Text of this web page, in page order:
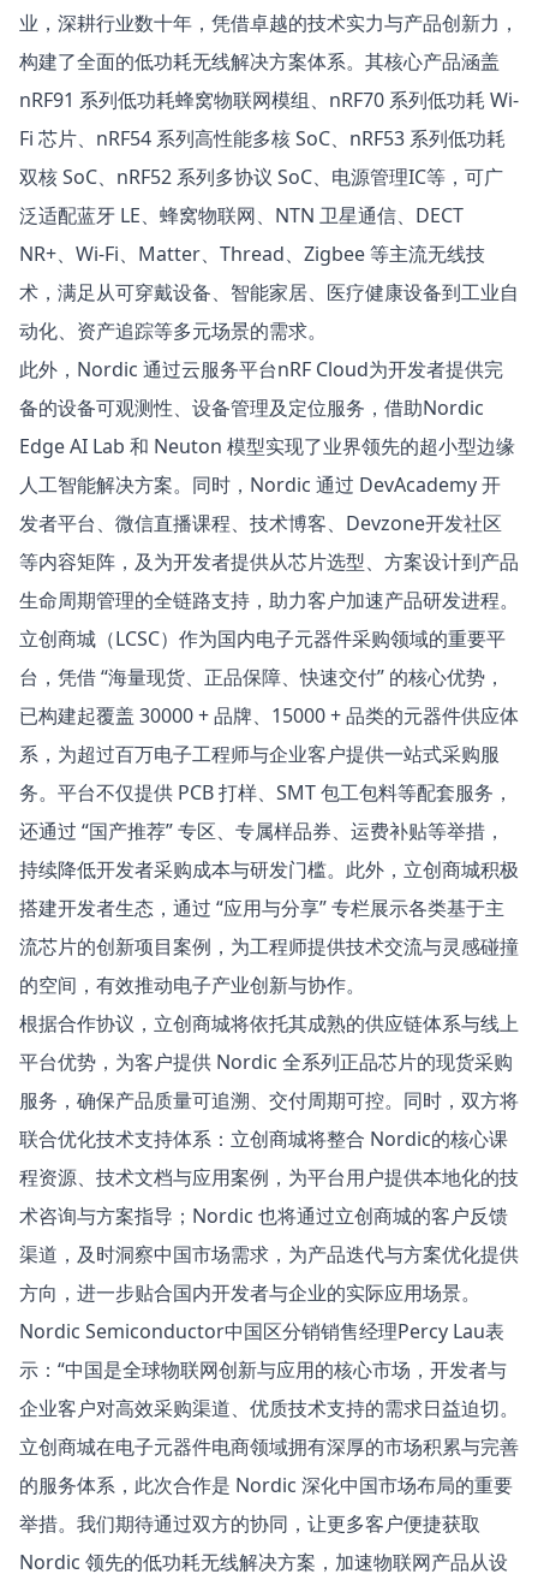
业，深耕行业数十年，凭借卓越的技术实力与产品创新力，
构建了全面的低功耗无线解决方案体系。其核心产品涵盖
nRF91 系列低功耗蜂窝物联网模组、 nRF70 系列低功耗 Wi-
Fi 芯片、 nRF54 系列高性能多核 SoC、 nRF53 系列低功耗
双核 SoC、 nRF52 系列多协议 SoC、 电源管理IC等，可广
泛适配蓝牙 LE、蜂窝物联网、NTN 卫星通信、DECT
NR+、Wi-Fi、Matter、Thread、Zigbee 等主流无线技
术，满足从可穿戴设备、智能家居、医疗健康设备到工业自
动化、资产追踪等多元场景的需求。
此外，Nordic 通过云服务平台nRF Cloud为开发者提供完
备的设备可观测性、设备管理及定位服务，借助Nordic
Edge AI Lab 和 Neuton 模型实现了业界领先的超小型边缘
人工智能解决方案。同时，Nordic 通过 DevAcademy开
发者平台、微信直播课程、技术博客、 Devzone开发社区
等内容矩阵，及为开发者提供从芯片选型、方案设计到产品
生命周期管理的全链路支持，助力客户加速产品研发进程。
立创商城（LCSC）作为国内电子元器件采购领域的重要平
台，凭借 “海量现货、正品保障、快速交付” 的核心优势，
已构建起覆盖 30000 + 品牌、15000 + 品类的元器件供应体
系，为超过百万电子工程师与企业客户提供一站式采购服
务。平台不仅提供 PCB 打样、SMT 包工包料等配套服务，
还通过 “国产推荐” 专区、专属样品券、运费补贴等举措，
持续降低开发者采购成本与研发门槛。此外，立创商城积极
搭建开发者生态，通过 “应用与分享” 专栏展示各类基于主
流芯片的创新项目案例，为工程师提供技术交流与灵感碰撞
的空间，有效推动电子产业创新与协作。
根据合作协议，立创商城将依托其成熟的供应链体系与线上
平台优势，为客户提供 Nordic 全系列正品芯片的现货采购
服务，确保产品质量可追溯、交付周期可控。同时，双方将
联合优化技术支持体系：立创商城将整合 Nordic的核心课
程资源、技术文档与应用案例，为平台用户提供本地化的技
术咨询与方案指导；Nordic 也将通过立创商城的客户反馈
渠道，及时洞察中国市场需求，为产品迭代与方案优化提供
方向，进一步贴合国内开发者与企业的实际应用场景。
Nordic Semiconductor中国区分销销售经理Percy Lau表
示：“中国是全球物联网创新与应用的核心市场，开发者与
企业客户对高效采购渠道、优质技术支持的需求日益迫切。
立创商城在电子元器件电商领域拥有深厚的市场积累与完善
的服务体系，此次合作是 Nordic 深化中国市场布局的重要
举措。我们期待通过双方的协同，让更多客户便捷获取
Nordic 领先的低功耗无线解决方案，加速物联网产品从设